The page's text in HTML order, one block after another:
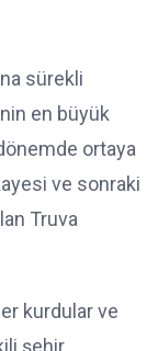
sürekli
en büyük
ortaya
ve sonraki
Truva
kurdular ve
şehir